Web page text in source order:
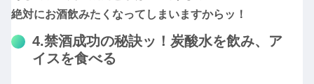
絶対にお酒飲みたくなってしまいますからッ！
4.禁酒成功の秘訣ッ！炭酸水を飲み、ア
イスを食べる